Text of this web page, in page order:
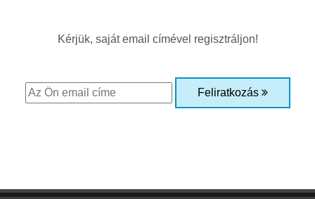
Kérjük, saját email címével regisztráljon!
Feliratkozás